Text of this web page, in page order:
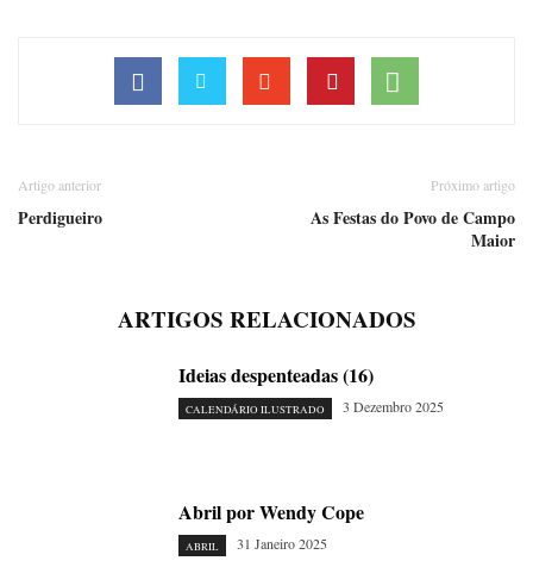
Artigo anterior
Perdigueiro
Próximo artigo
As Festas do Povo de Campo
Maior
ARTIGOS RELACIONADOS
Ideias despenteadas (16)
CALENDÁRIO ILUSTRADO 3 Dezembro 2025
Abril por Wendy Cope
ABRIL 31 Janeiro 2025